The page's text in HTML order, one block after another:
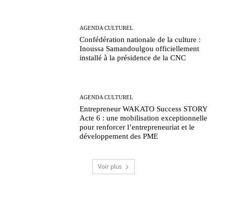
AGENDA CULTUREL
Confédération nationale de la culture :
Inoussa Samandoulgou officiellement
installé à la présidence de la CNC
AGENDA CULTUREL
Entrepreneur WAKATO Success STORY
Acte 6 : une mobilisation exceptionnelle
pour renforcer l’entrepreneuriat et le
développement des PME
Voir plus